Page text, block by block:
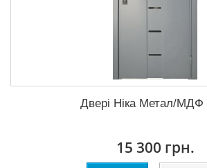
Двері Ніка Метал/МДФ
15 300 грн.